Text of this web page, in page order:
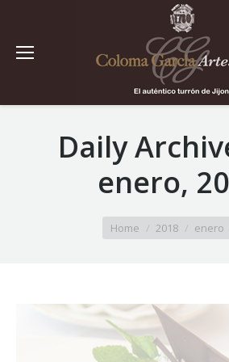
Daily
enero,
Home 2018 enero